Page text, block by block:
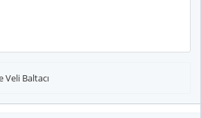
Veli Baltacı